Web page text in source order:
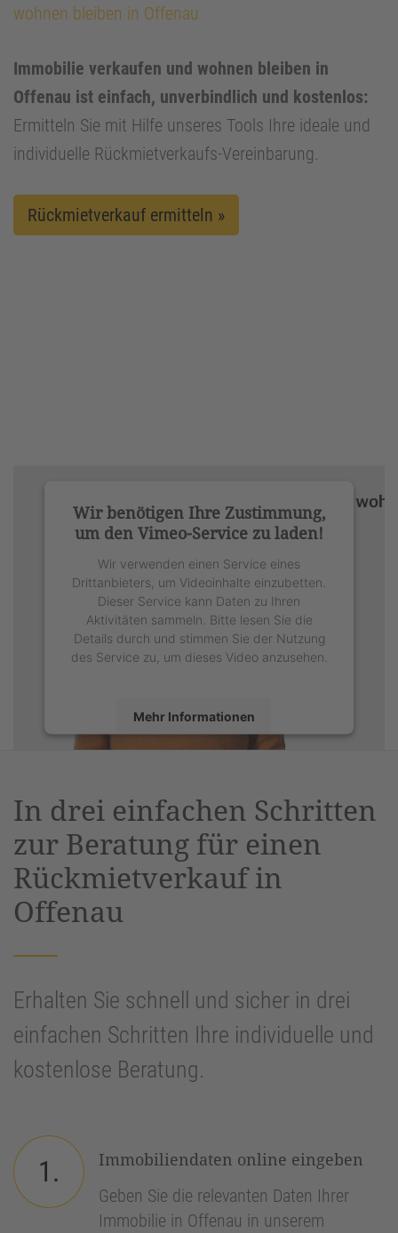
wohnen bleiben in Offenau
Immobilie verkaufen und wohnen bleiben in
Offenau ist einfach, unverbindlich und kostenlos:
Ermitteln Sie mit Hilfe unseres Tools Ihre ideale und
individuelle Rückmietverkaufs-Vereinbarung.
Rückmietverkauf ermitteln »
Wir benötigen Ihre Zustimmung,
um den Vimeo-Service zu laden!
Wir verwenden einen Service eines
Drittanbieters, um Videoinhalte einzubetten.
Dieser Service kann Daten zu Ihren
Aktivitäten sammeln. Bitte lesen Sie die
Details durch und stimmen Sie der Nutzung
des Service zu, um dieses Video anzusehen.
Mehr Informationen
Management Platform&eRecht24
In drei einfachen Schritten
zur Beratung für einen
Rückmietverkauf in
Offenau
Erhalten Sie schnell und sicher in drei
einfachen Schritten Ihre individuelle und
kostenlose Beratung.
1.
Immobiliendaten online eingeben
Geben Sie die relevanten Daten Ihrer
Immobilie in Offenau in unserem